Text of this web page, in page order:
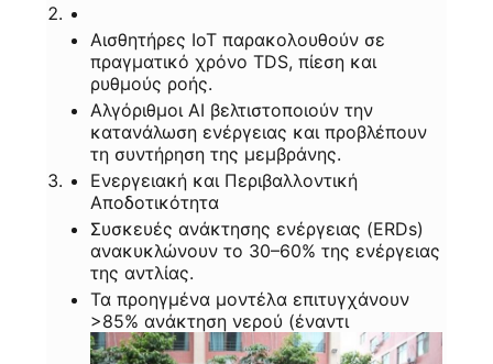
Αισθητήρες IoT παρακολουθούν σε
πραγματικό χρόνο TDS, πίεση και
ρυθμούς ροής.
Αλγόριθμοι AI βελτιστοποιούν την
κατανάλωση ενέργειας και προβλέπουν
τη συντήρηση της μεμβράνης.
Ενεργειακή και Περιβαλλοντική
Αποδοτικότητα
Συσκευές ανάκτησης ενέργειας (ERDs)
ανακυκλώνουν το 30–60% της ενέργειας
της αντλίας.
Τα προηγμένα μοντέλα επιτυγχάνουν
>85% ανάκτηση νερού (έναντι